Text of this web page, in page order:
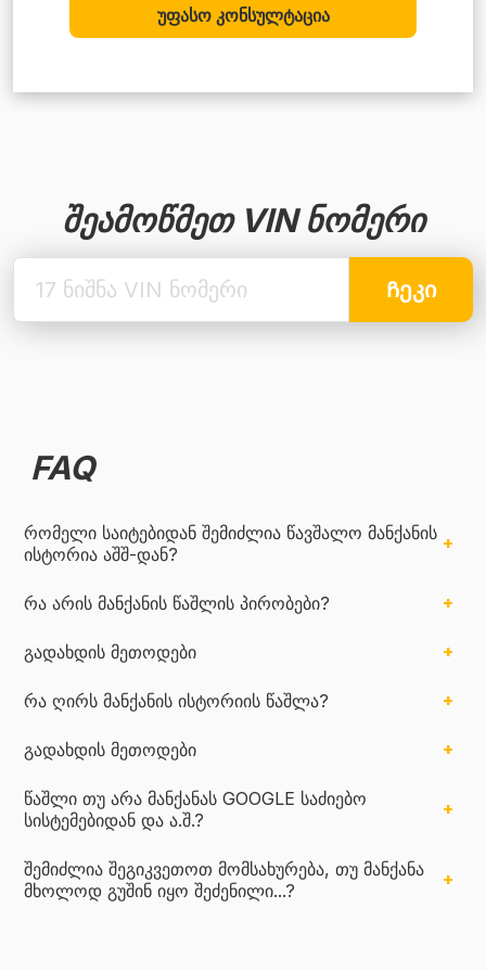
უფასო კონსულტაცია
შეამოწმეთ VIN ნომერი
Ჩეკი
FAQ
რომელი საიტებიდან შემიძლია წავშალო მანქანის
ისტორია აშშ-დან?
რა არის მანქანის წაშლის პირობები?
გადახდის მეთოდები
რა ღირს მანქანის ისტორიის წაშლა?
გადახდის მეთოდები
წაშლი თუ არა მანქანას GOOGLE საძიებო
სისტემებიდან და ა.შ.?
შემიძლია შეგიკვეთოთ მომსახურება, თუ მანქანა
მხოლოდ გუშინ იყო შეძენილი...?